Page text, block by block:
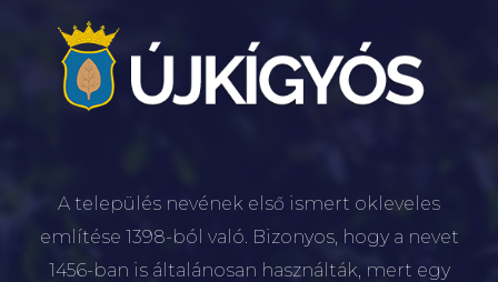
A település nevének első ismert okleveles
említése 1398-ból való. Bizonyos, hogy a nevet
1456-ban is általánosan használták, mert egy